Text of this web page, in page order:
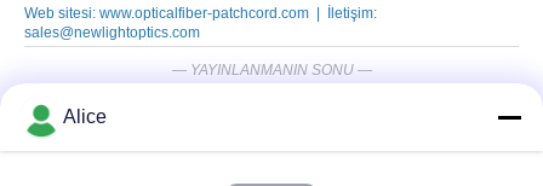
Web sitesi: www.opticalfiber-patchcord.com
İletişim:
sales@newlightoptics.com
— YAYINLANMANIN SONU —
Alice